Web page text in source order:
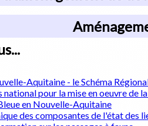
Aquitaine - le Schéma
national pour la mise en oeuvre de
en Nouvelle-Aquitaine
des composantes de l'état des